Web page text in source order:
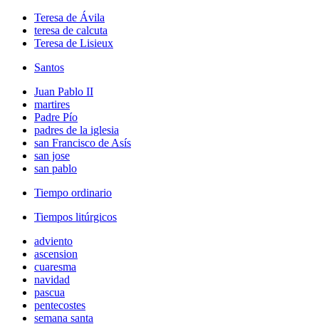
Teresa de Ávila
teresa de calcuta
Teresa de Lisieux
Santos
Juan Pablo II
martires
Padre Pío
padres de la iglesia
san Francisco de Asís
san jose
san pablo
Tiempo ordinario
Tiempos litúrgicos
adviento
ascension
cuaresma
navidad
pascua
pentecostes
semana santa